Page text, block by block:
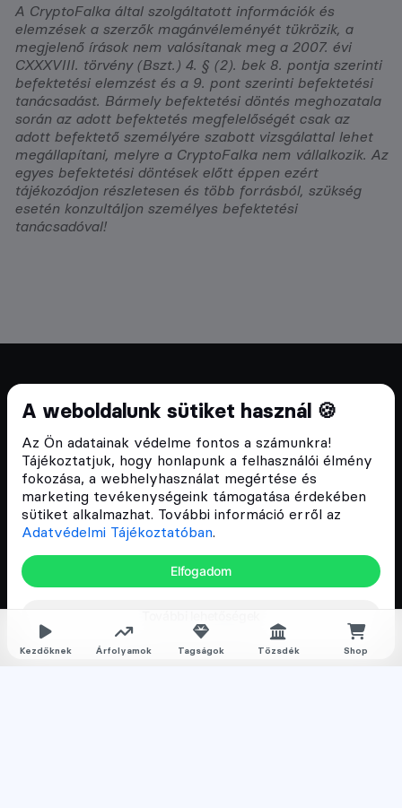
Kezdőknek Árfolyamok Tagságok Tőzsdék Shop
A weboldalunk sütiket használ 🍪
Az Ön adatainak védelme fontos a számunkra!
Tájékoztatjuk, hogy honlapunk a felhasználói élmény
fokozása, a webhelyhasználat megértése és
marketing tevékenységeink támogatása érdekében
sütiket alkalmazhat. További információ erről az
Adatvédelmi Tájékoztatóban.
Elfogadom
A CryptoFalka által szolgáltatott információk és
elemzések a szerzők magánvéleményét tükrözik, a
megjelenő írások nem valósítanak meg a 2007. évi
CXXXVIII. törvény (Bszt.) 4. § (2). bek 8. pontja szerinti
befektetési elemzést és a 9. pont szerinti befektetési
tanácsadást. Bármely befektetési döntés meghozatala
során az adott befektetés megfelelőségét csak az
adott befektető személyére szabott vizsgálattal lehet
megállapítani, melyre a CryptoFalka nem vállalkozik. Az
egyes befektetési döntések előtt éppen ezért
tájékozódjon részletesen és több forrásból, szükség
esetén konzultáljon személyes befektetési
tanácsadóval!
Cryptofalka 2018 óta
Szívünkön viseljük a blokklánc technológia
népszerűsítését Magyarországon, ezért 2018 óta a
Cryptofalka célja, hogy biztosítsa a hazai közösség
és vállalatok digitális oktatását és fejlődését.
Oldalak
Árfolyamok
Rólunk